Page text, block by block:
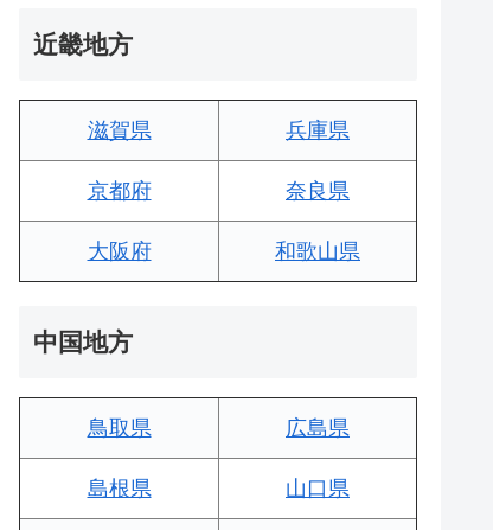
近畿地方
滋賀県 兵庫県
京都府 奈良県
大阪府 和歌山県
中国地方
鳥取県 広島県
島根県 山口県